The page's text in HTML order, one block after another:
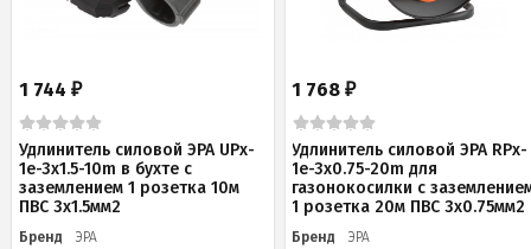
1 744 ₽
Удлинитель силовой ЭРА UPx-
1e-3x1.5-10m в бухте c
заземлением 1 розетка 10м
ПВС 3х1.5мм2
Бренд
ЭРА
1 768₽
Удлинитель силовой ЭРА RPx-
1e-3х0.75-20m для
газонокосилки c
1 розетка 20м ПВС 3х0.75мм2
Бренд
ЭРА